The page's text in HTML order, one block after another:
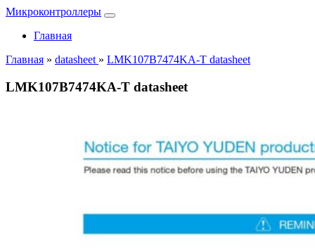
Микроконтроллеры
Главная
Главная » datasheet » LMK107B7474KA-T datasheet
LMK107B7474KA-T datasheet